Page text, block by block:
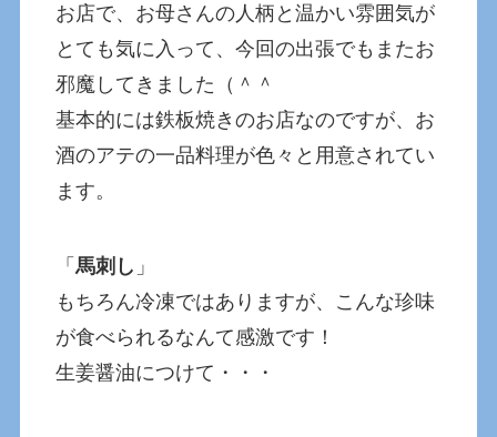
お店で、お母さんの人柄と温かい雰囲気が
とても気に入って、今回の出張でもまたお
邪魔してきました（＾＾
基本的には鉄板焼きのお店なのですが、お
酒のアテの一品料理が色々と用意されてい
ます。
「馬刺し 」
もちろん冷凍ではありますが、こんな珍味
が食べられるなんて感激です！
生姜醤油につけて・・・